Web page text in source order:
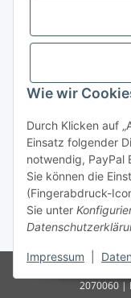
Wie wir
Durch Klicken auf
Einsatz folgender
notwendig, PayPal
Sie können die
(Fingerabdruck-
Sie unter
Impressum
Ladenpreis versus
05.00 - 21.30 Uhr |
- 12.00 Uhr (0,49€
* Alle Preise inkl.
Einbaugeräten gilt: Die
2070060 |